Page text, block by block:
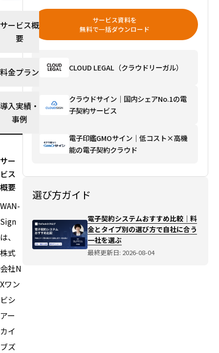
選
自
合
ぶ
方ガ
を読
む→
サービス概
要
料金プラン
導入実績・
事例
サー
ビス
概要
WAN-
Sign
は、
株式
会社N
Xワン
ビシ
アー
カイ
ブズ
サービス資料を
無料で一括ダウンロード
CLOUD LEGAL（クラウドリーガル）
クラウドサイン｜国内シェアNo.1の電
子契約サービス
電子印鑑GMOサイン｜低コスト×高機
能の電子契約クラウド
選び方ガイド
電子契約システムおすすめ比較｜料
金とタイプ別の選び方で自社に合う
一社を選ぶ
最終更新日: 2026-08-04